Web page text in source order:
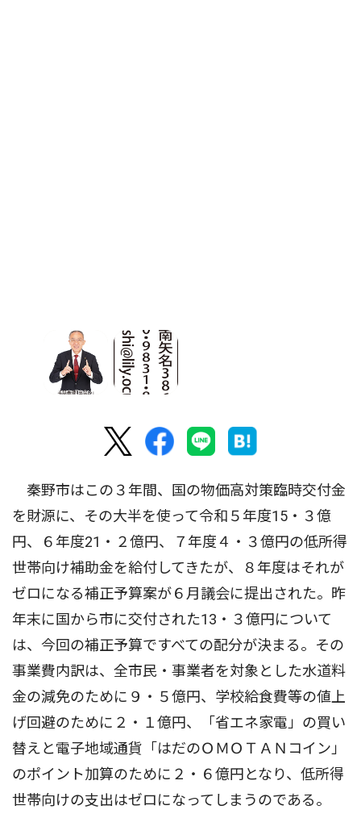
秦野市はこの３年間、国の物価高対策臨時交付金
を財源に、その大半を使って令和５年度15・３億
円、６年度21・２億円、７年度４・３億円の低所得
世帯向け補助金を給付してきたが、８年度はそれが
ゼロになる補正予算案が６月議会に提出された。昨
年末に国から市に交付された13・３億円について
は、今回の補正予算ですべての配分が決まる。その
事業費内訳は、全市民・事業者を対象とした水道料
金の減免のために９・５億円、学校給食費等の値上
げ回避のために２・１億円、「省エネ家電」の買い
替えと電子地域通貨「はだのＯＭＯＴＡＮコイン」
のポイント加算のために２・６億円となり、低所得
世帯向けの支出はゼロになってしまうのである。